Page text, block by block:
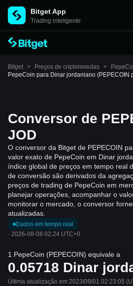
Bitget App
Trading inteligente
Bitget > Preços de criptomoedas >
PepeCoin para Dinar jordaniano (PEPECOIN
Conversor de
JOD
O conversor da Bitget de PEPECOIN
valor exato de PepeCoin em Dinar
índice global de preços em tempo real
de conversão são derivados da
preços de trading de PepeCoin em
planejar operações, acompanhar o
monitorar o mercado, o conversor
atualizadas.
Dados em tempo real
· 2026-08-08 02:24 UTC+0
1 PepeCoin (PEPECOIN) equivale a
0.05718 Dinar
Última atualização em 2023/09/01 02:23:05